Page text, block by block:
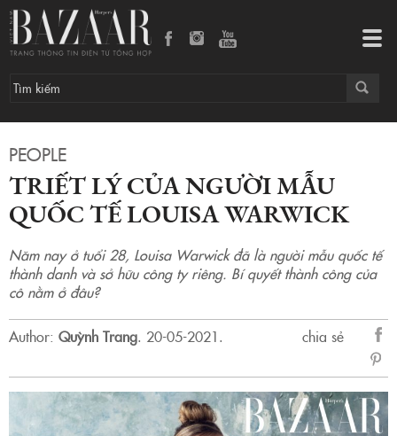
PEOPLE
TRIẾT LÝ CỦA NGƯỜI MẪU
QUỐC TẾ LOUISA WARWICK
Năm nay ở tuổi 28, Louisa Warwick đã là người mẫu quốc tế
thành danh và sở hữu công ty riêng. Bí quyết thành công của
cô nằm ở đâu?
Author: Quỳnh Trang. 20-05-2021.
chia sẻ
sẻ